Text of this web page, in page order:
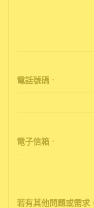
電話號碼 *
電子信箱 *
若有其他問題或需求